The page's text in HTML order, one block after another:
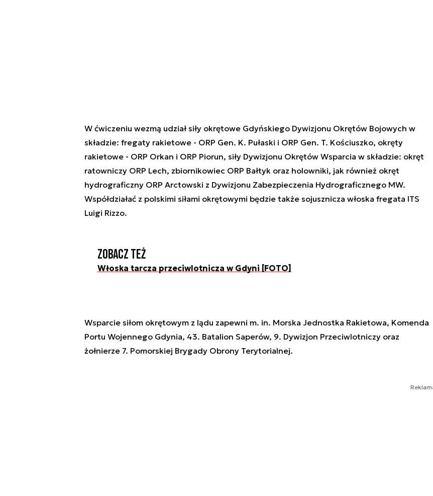
W ćwiczeniu wezmą udział siły okrętowe Gdyńskiego Dywizjonu Okrętów Bojowych w
składzie: fregaty rakietowe - ORP Gen. K. Pułaski i ORP Gen. T. Kościuszko, okręty
rakietowe - ORP Orkan i ORP Piorun, siły Dywizjonu Okrętów Wsparcia w składzie: okręt
ratowniczy ORP Lech, zbiornikowiec ORP Bałtyk oraz holowniki, jak również okręt
hydrograficzny ORP Arctowski z Dywizjonu Zabezpieczenia Hydrograficznego MW.
Współdziałać z polskimi siłami okrętowymi będzie także sojusznicza włoska fregata ITS
Luigi Rizzo.
Zobacz też
Włoska tarcza przeciwlotnicza w Gdyni [FOTO]
Wsparcie siłom okrętowym z lądu zapewni m. in. Morska Jednostka Rakietowa, Komenda
Portu Wojennego Gdynia, 43. Batalion Saperów, 9. Dywizjon Przeciwlotniczy oraz
żołnierze 7. Pomorskiej Brygady Obrony Terytorialnej.